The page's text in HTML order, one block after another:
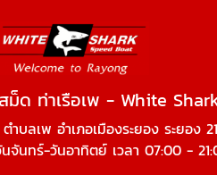
เสม็ด ท่าเรือเพ - White
บลเพ อำเภอเมืองระยอง ระยอง
จันทร์-วันอาทิตย์ เวลา 07:00 -